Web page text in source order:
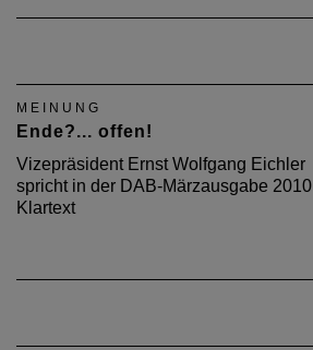
MEINUNG
Ende?... offen!
Vizepräsident Ernst Wolfgang Eichler
spricht in der DAB-Märzausgabe 2010
Klartext